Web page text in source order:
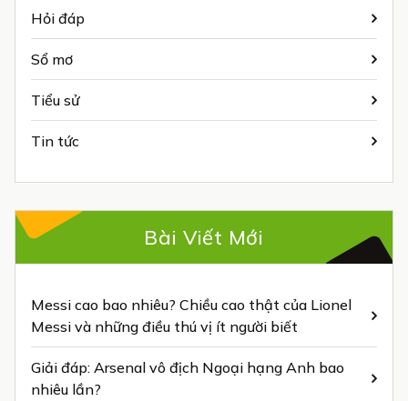
Hỏi đáp
Sổ mơ
Tiểu sử
Tin tức
Bài Viết Mới
Messi cao bao nhiêu? Chiều cao thật của Lionel
Messi và những điều thú vị ít người biết
Giải đáp: Arsenal vô địch Ngoại hạng Anh bao
nhiêu lần?